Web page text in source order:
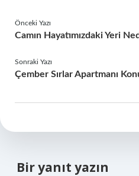
Önceki Yazı
Camın Hayatımızdaki Yeri
Sonraki Yazı
Çember Sırlar Apartmanı
Bir yanıt yazın